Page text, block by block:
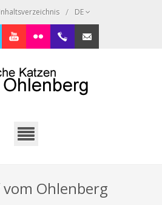
Inhaltsverzeichnis / DE
Ohlenberg